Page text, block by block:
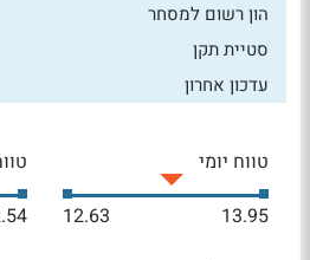
הון רשום למסחר
סטיית תקן
עדכון אחרון
טווח יומי
13.95
12.63
טווח 52